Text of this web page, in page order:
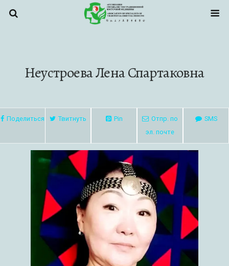
Неустроева Лена Спартаковна
Поделиться Твитнуть Pin
Отпр. по
эл. почте
SMS